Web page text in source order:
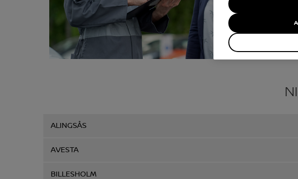
ALINGSÅS
AVESTA
BILLESHOLM